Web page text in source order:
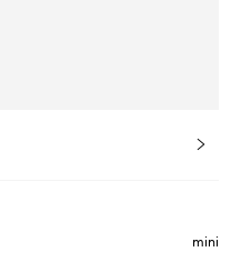
mini